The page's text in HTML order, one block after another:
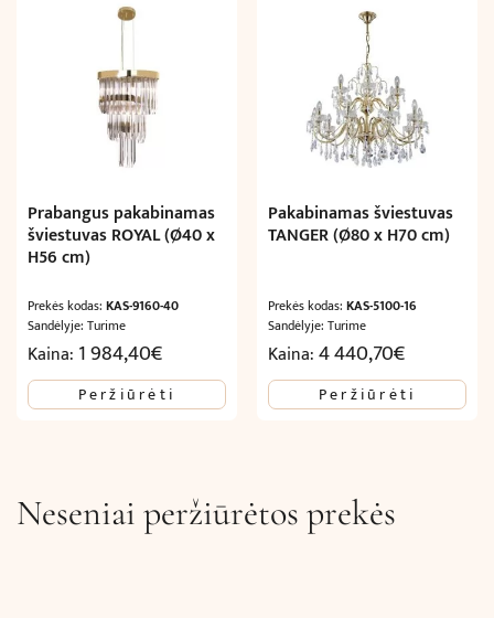
Prabangus pakabinamas
šviestuvas ROYAL (Ø40 x
H56 cm)
Prekės kodas: KAS-9160-40
Sandėlyje: Turime
Kaina: 1 984,40€
Peržiūrėti
Pakabinamas šviestuvas
TANGER (Ø80 x H70 cm)
Prekės kodas:KAS-5100-16
Sandėlyje: Turime
Kaina:4 440,70€
Peržiūrėti
Neseniai peržiūrėtos prekės